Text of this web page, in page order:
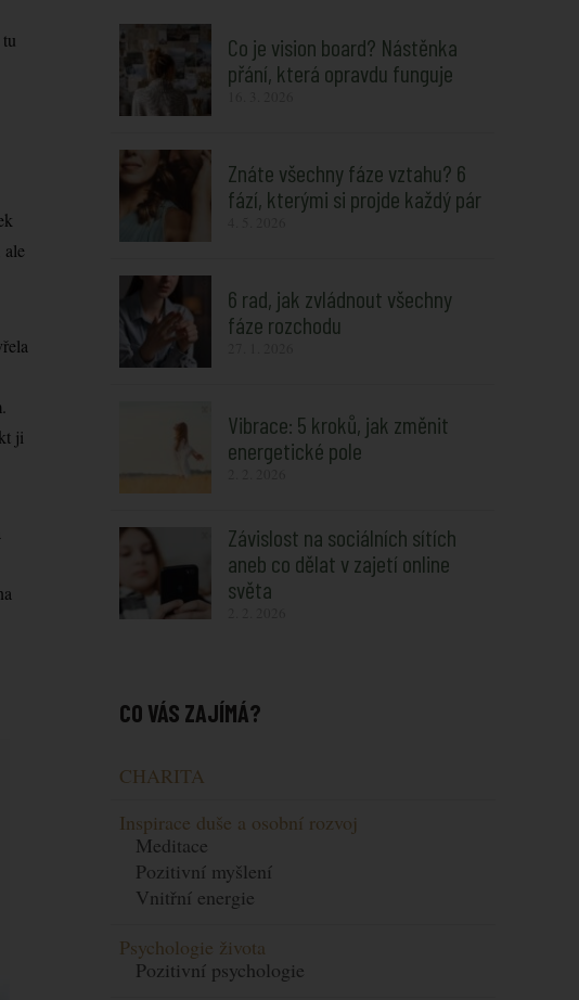
ji
Co je vision board? Nástěnka
přání, která opravdu funguje
Znáte všechny fáze vztahu? 6
fází, kterými si projde každý pár
6 rad, jak zvládnout všechny
fáze rozchodu
Vibrace: 5 kroků, jak změnit
energetické pole
Závislost na sociálních sítích
aneb co dělat v zajetí online
světa
CO VÁS ZAJÍMÁ?
CHARITA
Inspirace duše a osobní rozvoj
Meditace
Pozitivní myšlení
Vnitřní energie
Psychologie života
Pozitivní psychologie